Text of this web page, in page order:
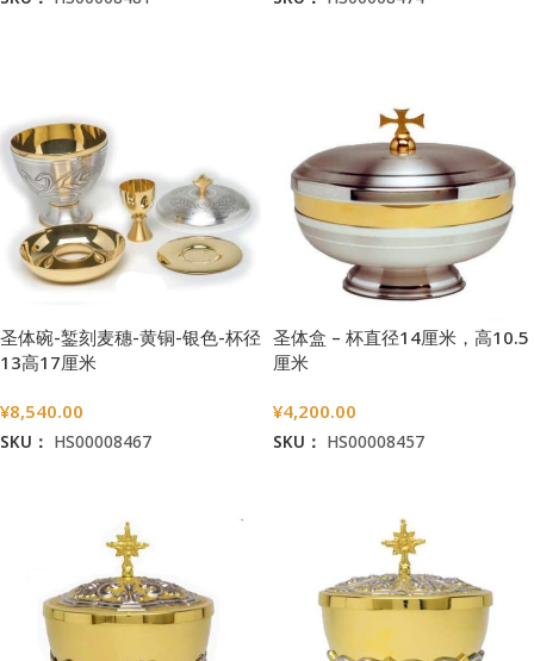
圣体碗-錾刻麦穗-黄铜-银色-杯径
13高17厘米
¥8,540.00
SKU： HS00008467
圣体盒 – 杯直径14厘米，高10.5
厘米
¥4,200.00
SKU： HS00008457